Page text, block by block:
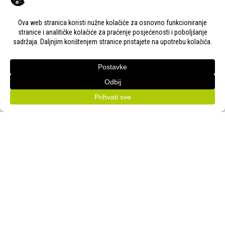
KONTAKT
Adresa:Gudovac 1D, 43000 Bjelovar
Email:bj-sajam@bj-sajam.hr
ONLINE PRIJAVE